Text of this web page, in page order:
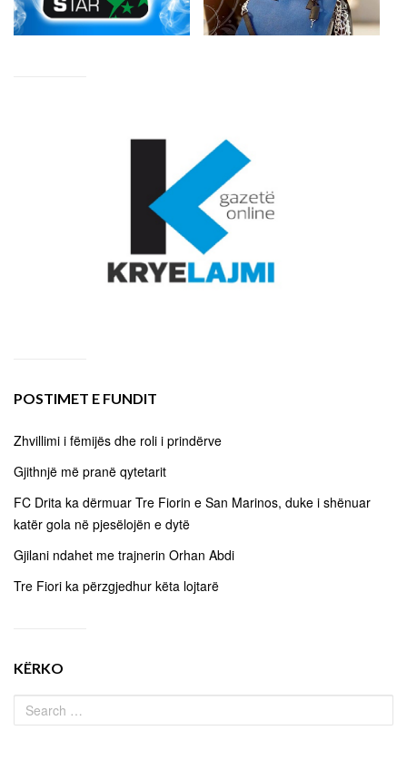
POSTIMET E FUNDIT
Zhvillimi i fëmijës dhe roli i prindërve
Gjithnjë më pranë qytetarit
FC Drita ka dërmuar Tre Fiorin e San Marinos, duke i shënuar
katër gola në pjesëlojën e dytë
Gjilani ndahet me trajnerin Orhan Abdi
Tre Fiori ka përzgjedhur këta lojtarë
KËRKO